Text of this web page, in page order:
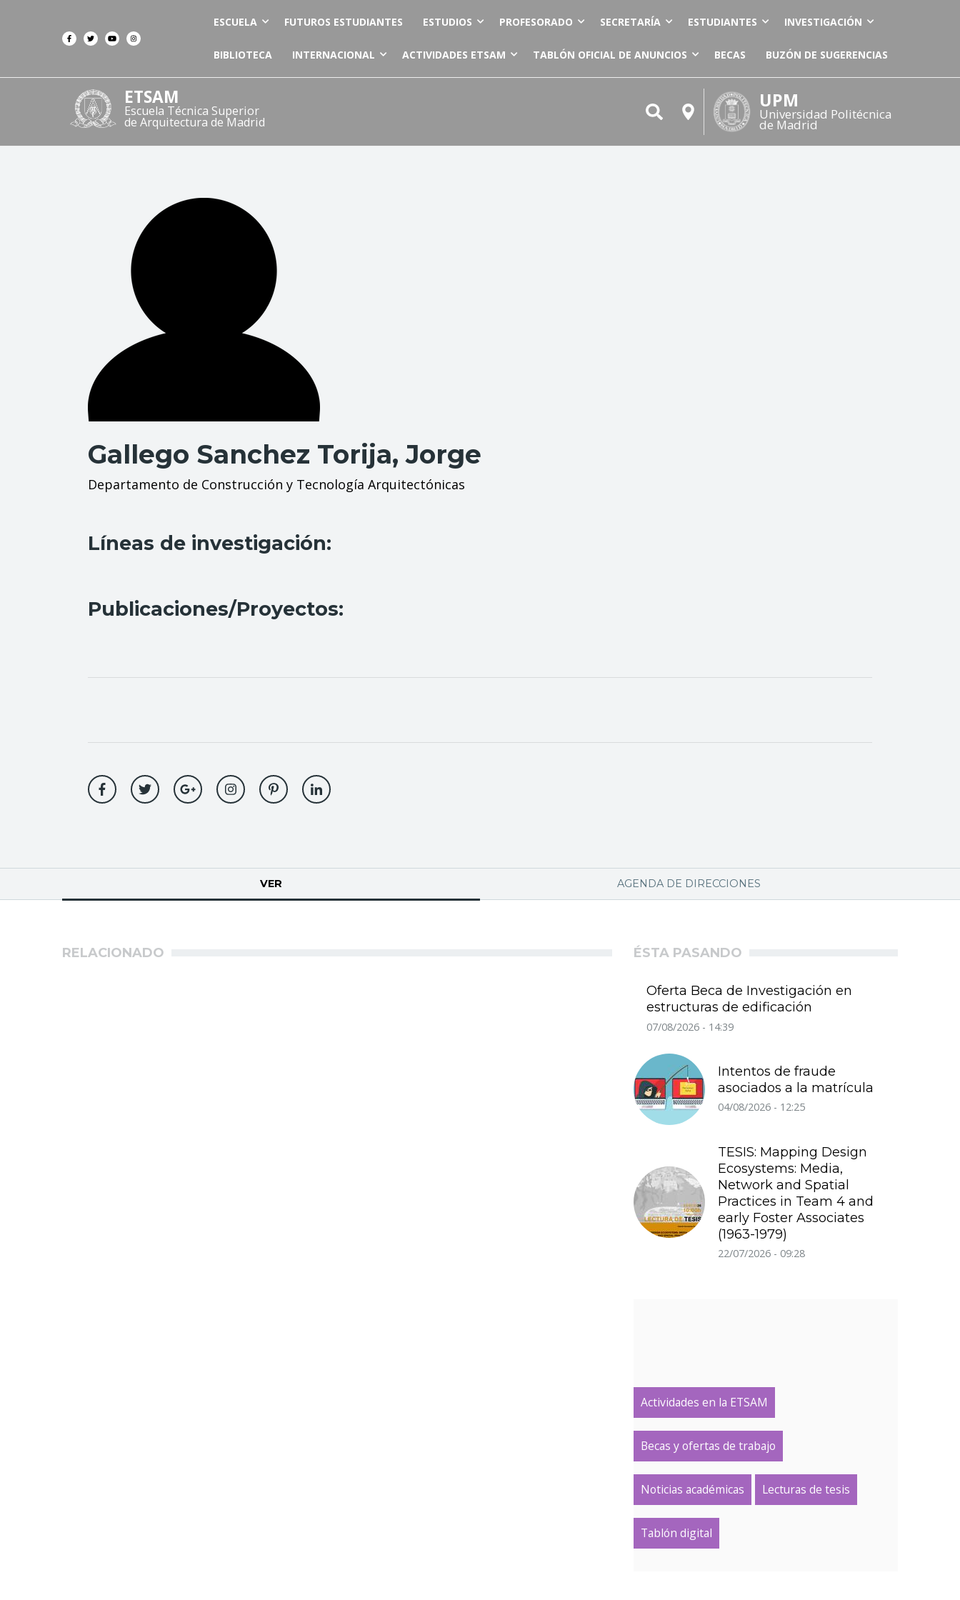
ESCUELA FUTUROS ESTUDIANTES ESTUDIOS PROFESORADO SECRETARÍA ESTUDIANTES INVESTIGACIÓN
BIBLIOTECA INTERNACIONAL ACTIVIDADES ETSAM TABLÓN OFICIAL DE ANUNCIOS BECAS BUZÓN DE SUGERENCIAS
ETSAM
Escuela Técnica Superior
de Arquitectura de Madrid
UPM
Universidad Politécnica
de Madrid
Gallego Sanchez Torija, Jorge
Departamento de Construcción y Tecnología Arquitectónicas
Líneas de investigación:
Publicaciones/Proyectos:
principales
VER AGENDA DE DIRECCIONES
RELACIONADO ÉSTA PASANDO
Oferta Beca de Investigación en
estructuras de edificación
07/08/2026 - 14:39
Intentos de fraude
asociados a la matrícula
04/08/2026 - 12:25
TESIS: Mapping Design
Ecosystems: Media,
Network and Spatial
Practices in Team 4 and
early Foster Associates
(1963-1979)
22/07/2026 - 09:28
Actividades en la ETSAM
Becas y ofertas de trabajo
Noticias académicas Lecturas de tesis
Tablón digital